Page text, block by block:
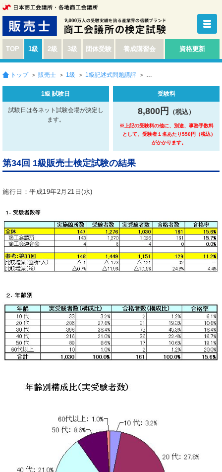
TOP 1級 2級 3級 団体受験 養成講習会 資格更新
トップ ＞ 販売士 ＞ 1級 ＞ 1級記述式問題講評 ＞
1級 試験日
試験日は各ネット試験会場が決定し
ます。
受験料
8,800円 （税込）
※上記の受験料の他に、別途、事務手数料
として、受験者１名あたり550円（税込）
がかかります。
第34回 1級販売士検定試験の結果
施行日：平成19年2月21日(水)